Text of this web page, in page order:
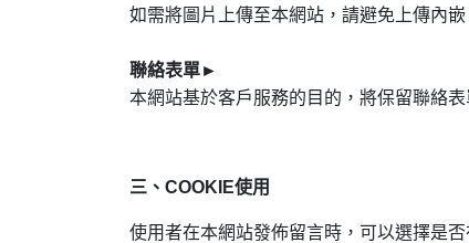
如需將圖片上傳至本網站，請避免上傳內
聯絡表單►
本網站基於客戶服務的目的，將保留聯絡
三、COOKIE使用
使用者在本網站發佈留言時，可以選擇是